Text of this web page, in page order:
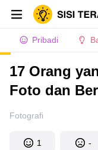
Pribadi
17 Orang
Foto dan
Fotografi
1 -